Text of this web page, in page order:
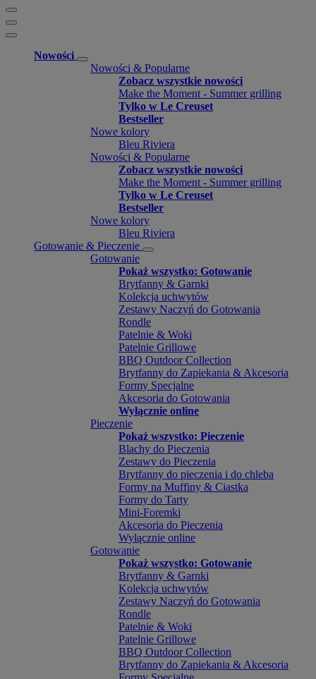
Nowości
Nowości & Popularne
Zobacz wszystkie nowości
Make the Moment - Summer grilling
Tylko w Le Creuset
Bestseller
Nowe kolory
Bleu Riviera
Nowości & Popularne
Zobacz wszystkie nowości
Make the Moment - Summer grilling
Tylko w Le Creuset
Bestseller
Nowe kolory
Bleu Riviera
Gotowanie & Pieczenie
Gotowanie
Pokaż wszystko: Gotowanie
Brytfanny & Garnki
Kolekcja uchwytów
Zestawy Naczyń do Gotowania
Rondle
Patelnie & Woki
Patelnie Grillowe
BBQ Outdoor Collection
Brytfanny do Zapiekania & Akcesoria
Formy Specjalne
Akcesoria do Gotowania
Wyłącznie online
Pieczenie
Pokaż wszystko: Pieczenie
Blachy do Pieczenia
Zestawy do Pieczenia
Brytfanny do pieczenia i do chleba
Formy na Muffiny & Ciastka
Formy do Tarty
Mini-Foremki
Akcesoria do Pieczenia
Wyłącznie online
Gotowanie
Pokaż wszystko: Gotowanie
Brytfanny & Garnki
Kolekcja uchwytów
Zestawy Naczyń do Gotowania
Rondle
Patelnie & Woki
Patelnie Grillowe
BBQ Outdoor Collection
Brytfanny do Zapiekania & Akcesoria